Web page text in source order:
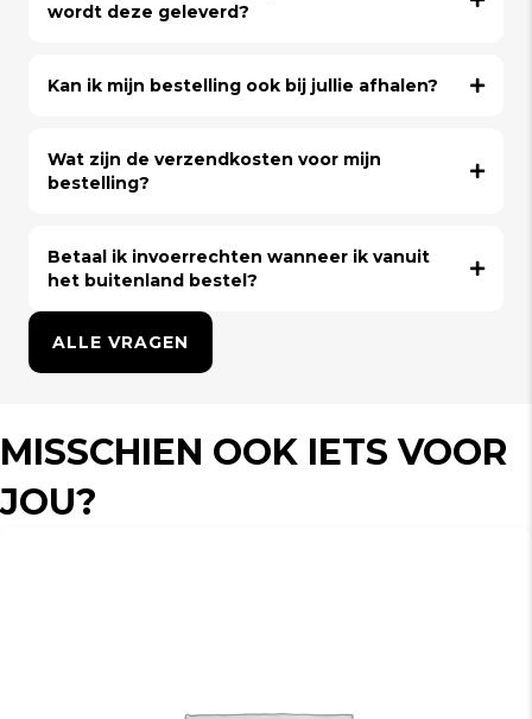
wordt deze geleverd?
Kan ik mijn bestelling ook bij jullie afhalen?
Wat zijn de verzendkosten voor mijn
bestelling?
Betaal ik invoerrechten wanneer ik vanuit
het buitenland bestel?
ALLE VRAGEN
MISSCHIEN OOK IETS VOOR
JOU?